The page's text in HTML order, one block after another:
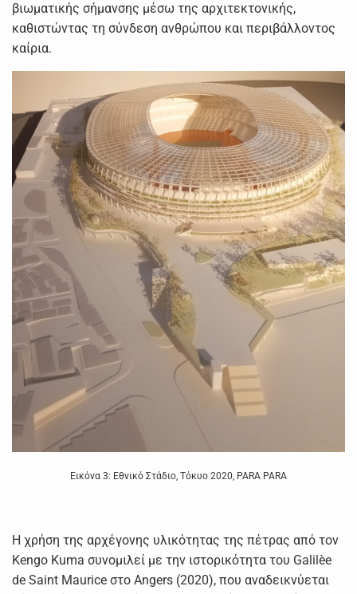
βιωματικής σήμανσης μέσω της αρχιτεκτονικής,
καθιστώντας τη σύνδεση ανθρώπου και περιβάλλοντος
καίρια.
Εικόνα 3: Εθνικό Στάδιο, Τόκυο 2020, PARA PARA
Η χρήση της αρχέγονης υλικότητας της πέτρας από τον
Kengo Kuma συνομιλεί με την ιστορικότητα του Galilèe
de Saint Maurice στο Angers (2020), που αναδεικνύεται